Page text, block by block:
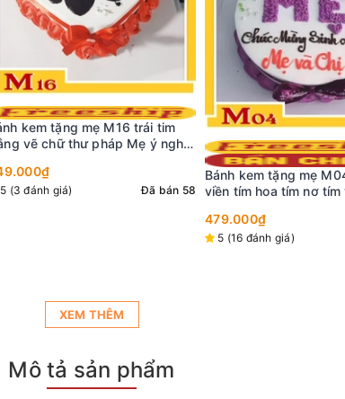
kem tặng mẹ M04 nền trắng
tím hoa tím nơ tím và chữ Mẹ
Bánh kem tặng mẹ
thích với hình vẽ dễ
nhiều đóa hoa tím cả
5 (29 đánh giá)
XEM THÊM
Mô tả sản phẩm